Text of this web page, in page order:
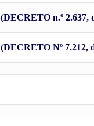
(DECRETO n.º 2.637,
(DECRETO Nº 7.212,